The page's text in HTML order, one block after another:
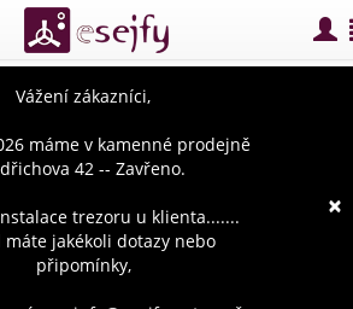
×
Vážení zákazníci,
máme v kamenné prodejně
42 -- Zavřeno.
trezoru u klienta.......
máte jakékoli dotazy nebo
připomínky,